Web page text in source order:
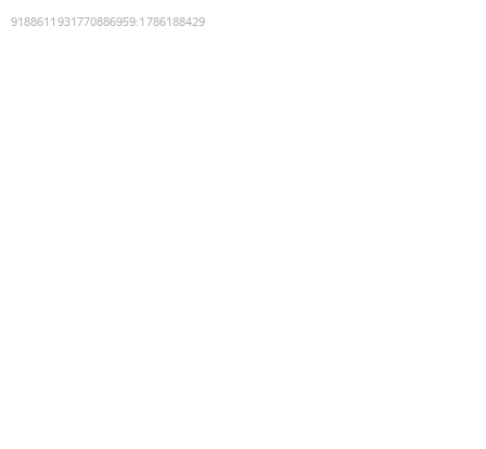
9188611931770886959:1786188429